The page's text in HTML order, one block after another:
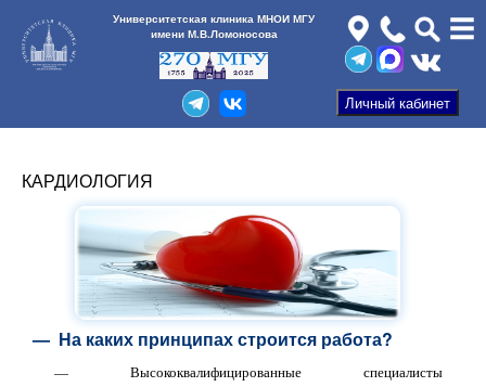
Университетская клиника МНОИ МГУ
имени М.В.Ломоносова
КАРДИОЛОГИЯ
— На каких принципах строится работа?
— Высококвалифицированные специалисты